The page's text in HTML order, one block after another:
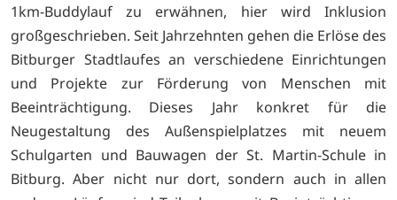
1km-Buddylauf zu erwähnen, hier wird Inklusion
großgeschrieben. Seit Jahrzehnten gehen die Erlöse des
Bitburger Stadtlaufes an verschiedene Einrichtungen
und Projekte zur Förderung von Menschen mit
Beeinträchtigung. Dieses Jahr konkret für die
Neugestaltung des Außenspielplatzes mit neuem
Schulgarten und Bauwagen der St. Martin-Schule in
Bitburg. Aber nicht nur dort, sondern auch in allen